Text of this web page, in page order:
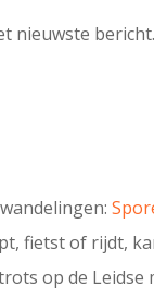
nieuwste
fietst of rijdt,
op de Leidse